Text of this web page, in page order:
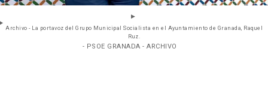
Archivo - La portavoz del Grupo Municipal Socialista en el Ayuntamiento de Granada, Raquel
Ruz.
- PSOE GRANADA - ARCHIVO